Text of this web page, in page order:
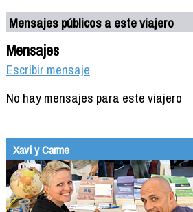
Mensajes públicos a este viajero
Mensajes
Escribir mensaje
No hay mensajes para este viajero
Xavi y Carme